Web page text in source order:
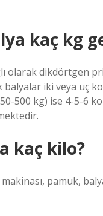
kaç kg
olarak dikdörtgen
balyalar iki veya üç
500 kg) ise 4-5-6
kaç kilo?
pamuk, balya